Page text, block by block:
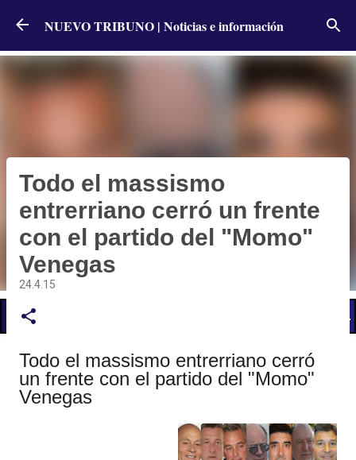
Ir al contenido principal
NUEVO TRIBUNO | Noticias e información
📢 LO ÚLTIMO
Todo el massismo
entrerriano cerró un frente
con el partido del "Momo"
Venegas
24.4.15
Todo el massismo entrerriano cerró
un frente con el partido del "Momo"
Venegas